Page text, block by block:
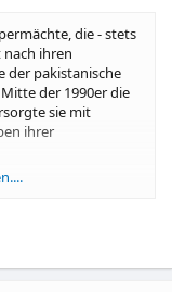
die - stets
ihren
der pakistanische
der 1990er die
sie mit
ihrer
Pläne. Im
für Gas und
zu bauen, quer